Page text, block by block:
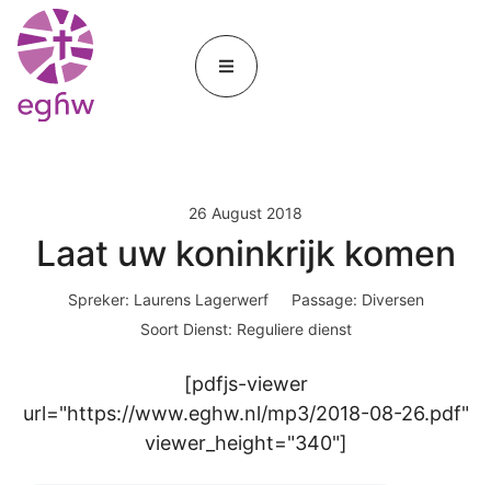
26 August 2018
Laat uw koninkrijk komen
Spreker: Laurens Lagerwerf Passage: Diversen
Soort Dienst: Reguliere dienst
[pdfjs-viewer
url="https://www.eghw.nl/mp3/2018-08-26.pdf"
viewer_height="340"]